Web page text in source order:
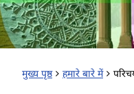
मुख्य पृष्ठ हमारे बारे में